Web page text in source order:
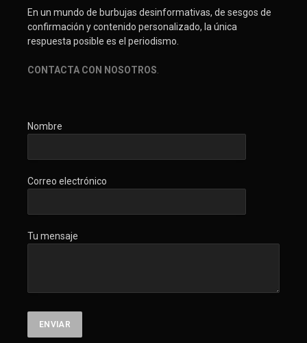
En un mundo de burbujas desinformativas, de sesgos de
confirmación y contenido personalizado, la única
respuesta posible es el periodismo.
CONTACTA CON NOSOTROS
Nombre
Correo electrónico
Tu mensaje